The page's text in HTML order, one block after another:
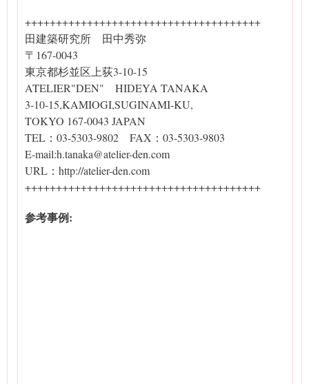
++++++++++++++++++++++++++++++++++++++
田建築研究所 田中秀弥
〒167-0043
東京都杉並区上荻3-10-15
ATELIER"DEN" HIDEYA TANAKA
3-10-15,KAMIOGI,SUGINAMI-KU,
TOKYO 167-0043 JAPAN
TEL：03-5303-9802 FAX：03-5303-9803
E-mail:h.tanaka@atelier-den.com
URL：http://atelier-den.com
++++++++++++++++++++++++++++++++++++++
参考事例: